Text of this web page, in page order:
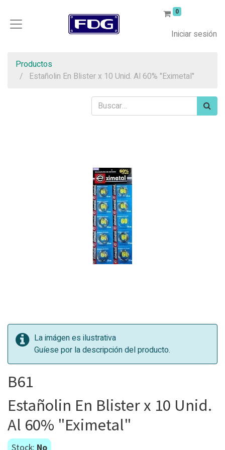
0
Iniciar sesión
Productos
Estañolin En Blister x 10 Unid. Al 60% "Eximetal"
La imágen es ilustrativa
Guíese por la descripción del producto.
B61
Estañolin En Blister x 10 Unid.
Al 60% "Eximetal"
Stock: No